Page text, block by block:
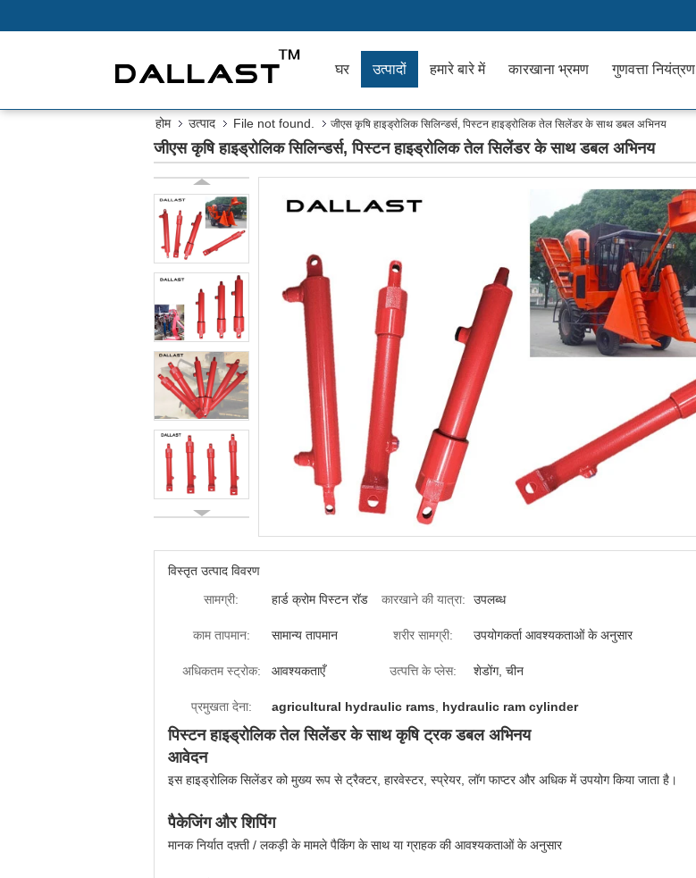
घर उत्पादों हमारे बारे में कारखाना भ्रमण गुणवत्ता नियंत्रण
होम उत्पाद File not found. जीएस कृषि हाइड्रोलिक सिलिन्डर्स, पिस्टन हाइड्रोलिक तेल सिलेंडर के साथ डबल अभिनय
जीएस कृषि हाइड्रोलिक सिलिन्डर्स, पिस्टन हाइड्रोलिक तेल सिलेंडर के साथ डबल अभिनय
विस्तृत उत्पाद विवरण
सामग्री:
हार्ड क्रोम पिस्टन रॉड कारखाने की यात्रा: उपलब्ध
काम तापमान: सामान्य तापमान शरीर सामग्री: उपयोगकर्ता आवश्यकताओं के अनुसार
अधिकतम स्ट्रोक: आवश्यकताएँ उत्पत्ति के प्लेस: शेडोंग, चीन
प्रमुखता देना: agricultural hydraulic rams hydraulic ram cylinder
पिस्टन हाइड्रोलिक तेल सिलेंडर के साथ कृषि ट्रक डबल अभिनय
आवेदन
इस हाइड्रोलिक सिलेंडर को मुख्य रूप से ट्रैक्टर, हारवेस्टर, स्प्रेयर, लॉग फाप्टर और अधिक में उपयोग किया जाता है।
पैकेजिंग और शिपिंग
मानक निर्यात दफ़्ती / लकड़ी के मामले पैकिंग के साथ या ग्राहक की आवश्यकताओं के अनुसार